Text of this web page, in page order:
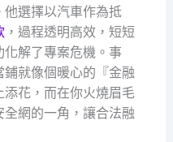
選擇以汽車作為抵
，過程透明高效，短短
解了專案危機。事
就像個暖心的『金融
花，而在你火燒眉毛
網的一角，讓合法融